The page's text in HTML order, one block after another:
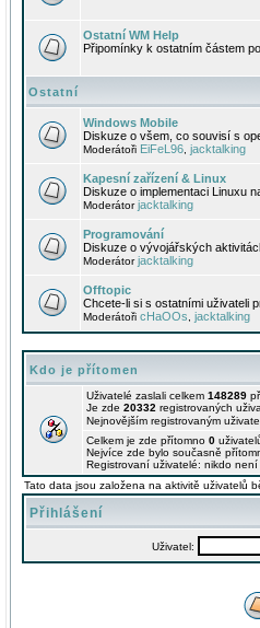
Ostatní WM Help
Připomínky k ostatním částem
Ostatní
Windows Mobile
Diskuze o všem, co souvisí s
Moderátoři EiFeL96 jacktalking
Kapesní zařízení & Linux
Diskuze o implementaci Linuxu
Moderátorjacktalking
Programování
Diskuze o vývojářských
Moderátorjacktalking
Offtopic
Chcete-li si s ostatními uživateli
Moderátoři cHaOOs jacktalking
Kdo je přítomen
Uživatelé zaslali celkem 148289
Je zde 20332 registrovaných
Nejnovějším registrovaným
Celkem je zde přítomno 0
Nejvíce zde bylo současně
Registrovaní uživatelé: nikdo není
Tato data jsou založena na aktivitě uživatelů
Přihlášení
Uživatel: